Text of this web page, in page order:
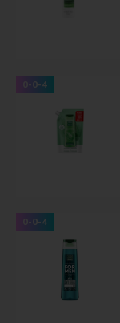
0-0-4
0-0-4